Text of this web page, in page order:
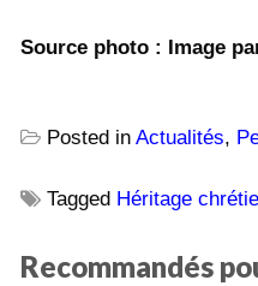
Source photo : Image
Posted in Actualités,
Tagged Héritage
Recommandés